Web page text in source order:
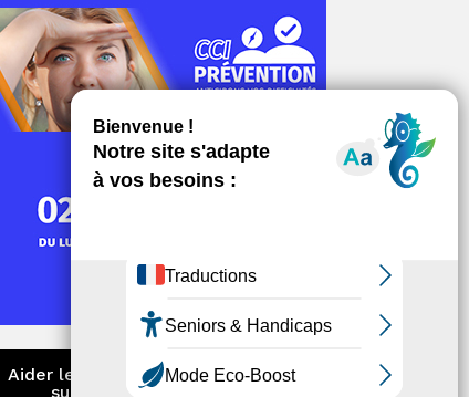
Aider les entreprises à anticiper et
surmonter les difficultés